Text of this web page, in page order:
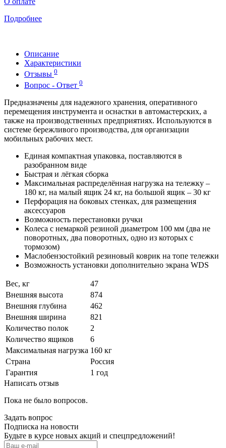
Подробнее
Описание
Характеристики
Отзывы 0
Вопрос - Ответ 0
Предназначены для надежного хранения, оперативного
перемещения инструмента и оснастки в автомастерских, а
также на производственных предприятиях. Используются в
системе бережливого производства, для организации
мобильных рабочих мест.
Единая компактная упаковка, поставляются в
разобранном виде
Быстрая и лёгкая сборка
Максимальная распределённая нагрузка на тележку –
180 кг, на малый ящик 24 кг, на большой ящик – 30 кг
Перфорация на боковых стенках, для размещения
аксессуаров
Возможность перестановки ручки
Колеса с немаркой резиной диаметром 100 мм (два не
поворотных, два поворотных, одно из которых с
тормозом)
Маслобензостойкий резиновый коврик на топе тележки
Возможность установки дополнительно экрана WDS
Вес, кг
47
Внешняя высота
874
Внешняя глубина
462
Внешняя ширина
821
Количество полок
2
Количество ящиков
6
Максимальная нагрузка 160 кг
Страна
Россия
Гарантия
1 год
Написать отзыв
Пока не было вопросов.
Задать вопрос
Подписка на новости
Будьте в курсе новых акций и спецпредложений!